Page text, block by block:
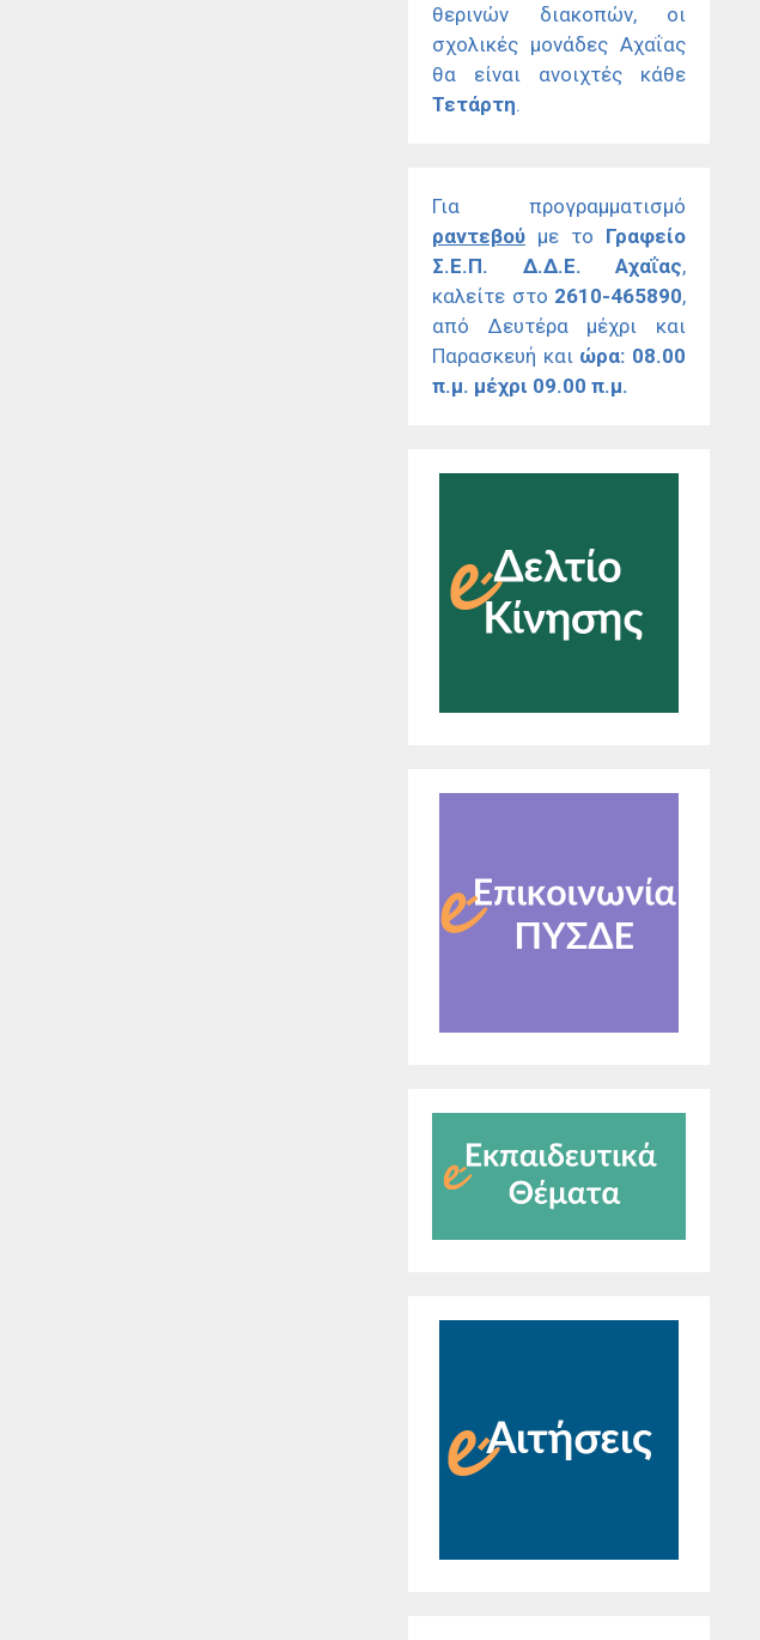
θερινών διακοπών, οι
σχολικές μονάδες Αχαΐας
θα είναι ανοιχτές κάθε
Τετάρτη.
Για προγραμματισμό
ραντεβού με το Γραφείο
Σ.Ε.Π. Δ.Δ.Ε. Αχαΐας,
καλείτε στο 2610-465890,
από Δευτέρα μέχρι και
Παρασκευή και ώρα: 08.00
π.μ. μέχρι 09.00 π.μ.